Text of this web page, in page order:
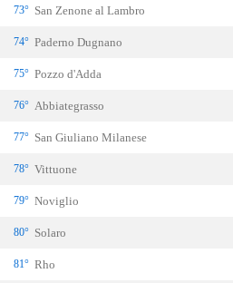
73° San Zenone al Lambro
74° Paderno Dugnano
75° Pozzo d'Adda
76° Abbiategrasso
77° San Giuliano Milanese
78° Vittuone
79° Noviglio
80° Solaro
81° Rho